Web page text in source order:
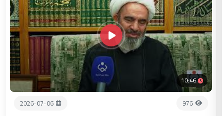
10:46
976
2026-07-06